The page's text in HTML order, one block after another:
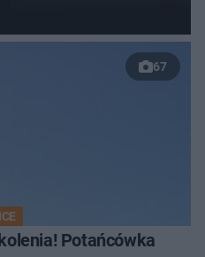
67
Potańcówka